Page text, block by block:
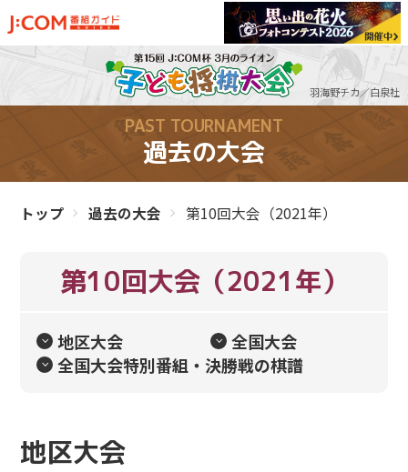
トップ
子ども将棋大会について
大会日程・参加申込
将棋の駒 性格診断
羽海野チカ／白泉社
PAST TOURNAMENT
過去の大会
トップ 過去の大会 第10回大会（2021年）
第10回大会（2021年）
地区大会
全国大会
全国大会特別番組・決勝戦の棋譜
地区大会